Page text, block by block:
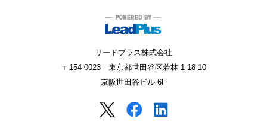
リードプラス株式会社
〒154-0023 東京都世田谷区若林 1-18-10
京阪世田谷ビル 6F